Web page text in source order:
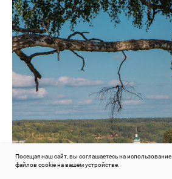
Посещая наш сайт, вы соглашаетесь на использование
файлов cookie на вашем устройстве.